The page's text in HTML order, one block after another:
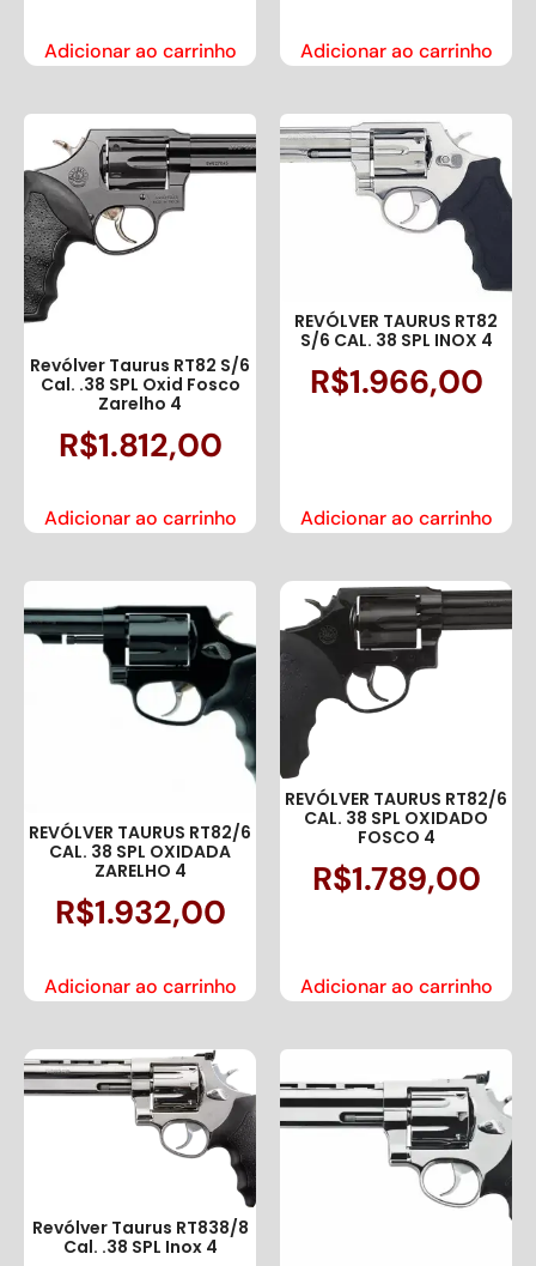
Adicionar ao carrinho Adicionar ao carrinho
Revólver Taurus RT82 S/6
Cal. .38 SPL Oxid Fosco
Zarelho 4
R$1.812,00
Adicionar ao carrinho
REVÓLVER TAURUS RT82
S/6 CAL. 38 SPL INOX 4
R$1.966,00
Adicionar ao carrinho
REVÓLVER TAURUS RT82/6
CAL. 38 SPL OXIDADA
ZARELHO 4
R$1.932,00
Adicionar ao carrinho
REVÓLVER TAURUS RT82/6
CAL. 38 SPL OXIDADO
FOSCO 4
R$1.789,00
Adicionar ao carrinho
Revólver Taurus RT838/8
Cal. .38 SPL Inox 4